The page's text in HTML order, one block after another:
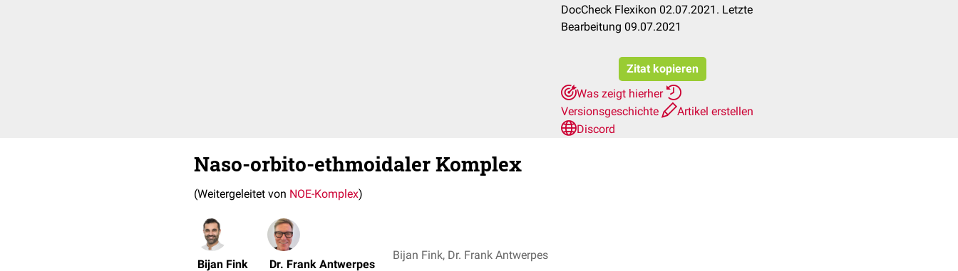
DocCheck Flexikon 02.07.2021. Letzte
Bearbeitung 09.07.2021
Zitat kopieren
Was zeigt hierher
Versionsgeschichte
Artikel erstellen
Discord
Naso-orbito-ethmoidaler Komplex
(Weitergeleitet von NOE-Komplex)
Bijan Fink Dr. Frank Antwerpes
Bijan Fink, Dr. Frank Antwerpes